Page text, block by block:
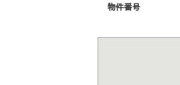
物件番号